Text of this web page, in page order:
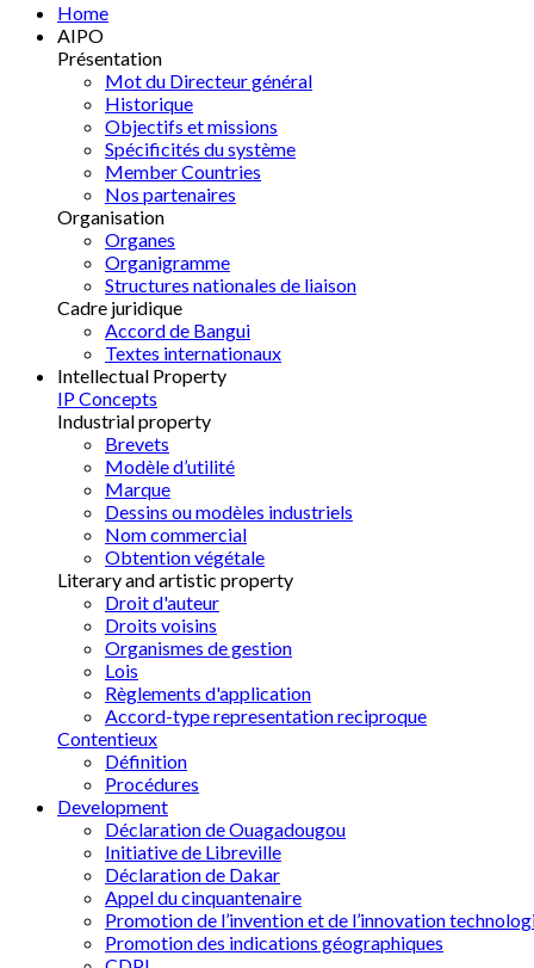
Home
AIPO
Présentation
Mot du Directeur général
Historique
Objectifs et missions
Spécificités du système
Member Countries
Nos partenaires
Organisation
Organes
Organigramme
Structures nationales de liaison
Cadre juridique
Accord de Bangui
Textes internationaux
Intellectual Property
IP Concepts
Industrial property
Brevets
Modèle d’utilité
Marque
Dessins ou modèles industriels
Nom commercial
Obtention végétale
Literary and artistic property
Droit d'auteur
Droits voisins
Organismes de gestion
Lois
Règlements d'application
Accord-type representation reciproque
Contentieux
Définition
Procédures
Development
Déclaration de Ouagadougou
Initiative de Libreville
Déclaration de Dakar
Appel du cinquantenaire
Promotion de l’invention et de l’innovation
Promotion des indications géographiques